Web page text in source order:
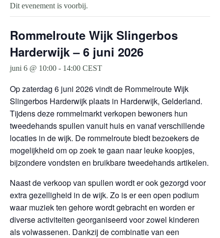
Dit evenement is voorbij.
Rommelroute Wijk Slingerbos
Harderwijk – 6 juni 2026
juni 6 @ 10:00 - 14:00 CEST
Op zaterdag 6 juni 2026 vindt de Rommelroute Wijk
Slingerbos Harderwijk plaats in Harderwijk, Gelderland.
Tijdens deze rommelmarkt verkopen bewoners hun
tweedehands spullen vanuit huis en vanaf verschillende
locaties in de wijk. De rommelroute biedt bezoekers de
mogelijkheid om op zoek te gaan naar leuke koopjes,
bijzondere vondsten en bruikbare tweedehands artikelen.
Naast de verkoop van spullen wordt er ook gezorgd voor
extra gezelligheid in de wijk. Zo is er een open podium
waar muziek ten gehore wordt gebracht en worden er
diverse activiteiten georganiseerd voor zowel kinderen
als volwassenen. Dankzij de combinatie van een